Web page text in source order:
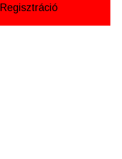
Regisztráció